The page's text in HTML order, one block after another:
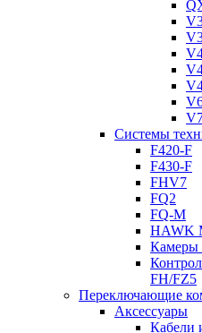
Системы
F420-F
F430-F
FHV7
FQ2
FQ-M
HAWK
Камеры
FH/FZ5
Переключающие
Аксессуары
Кабели